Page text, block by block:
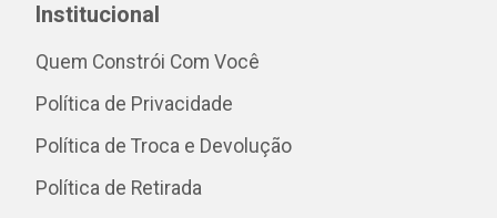
Institucional
Quem Constrói Com Você
Política de Privacidade
Política de Troca e Devolução
Política de Retirada